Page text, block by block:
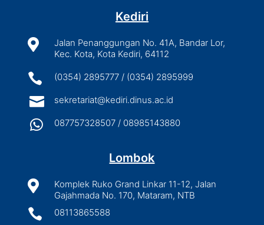
Kediri

Jalan Penanggungan No. 41A, Bandar Lor,
Kec. Kota, Kota Kediri, 64112
 (0354) 2895777 / (0354) 2895999
 sekretariat@kediri.dinus.ac.id
 087757328507 / 08985143880
Lombok

Komplek Ruko Grand Linkar 11-12, Jalan
Gajahmada No. 170, Mataram, NTB
 08113865588